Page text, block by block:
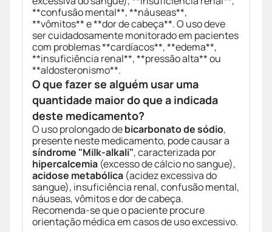
**confusão mental**, **náuseas**,
**vômitos** e **dor de cabeça**. O uso deve
ser cuidadosamente monitorado em pacientes
com problemas **cardíacos**, **edema**,
**insuficiência renal**, **pressão alta** ou
**aldosteronismo**.
O que fazer se alguém usar uma
quantidade maior do que a indicada
deste medicamento?
O uso prolongado debicarbonato de sódio,
presente neste medicamento, pode causar a
síndrome "Milk-alkali", caracterizada por
hipercalcemia (excesso de cálcio no sangue),
acidose metabólica (acidez excessiva do
sangue), insuficiência renal, confusão mental,
náuseas, vômitos e dor de cabeça.
Recomenda-se que o paciente procure
orientação médica em casos de uso excessivo.